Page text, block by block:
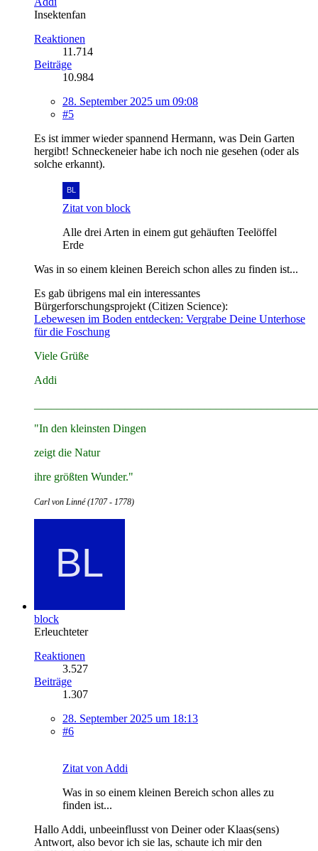
Insektenfan
Reaktionen
11.714
Beiträge
10.984
28. September 2025 um 09:08
#5
Es ist immer wieder spannend Hermann, was Dein Garten
hergibt! Schneckeneier habe ich noch nie gesehen (oder als
solche erkannt).
Zitat von block
Alle drei Arten in einem gut gehäuften Teelöffel
Erde
Was in so einem kleinen Bereich schon alles zu finden ist...
Es gab übrigens mal ein interessantes
Bürgerforschungsprojekt (Citizen Science):
Lebewesen im Boden entdecken: Vergrabe Deine Unterhose
für die Foschung
Viele Grüße
Addi
"In den kleinsten Dingen
zeigt die Natur
ihre größten Wunder."
Carl von Linné (1707 - 1778)
block
Erleuchteter
Reaktionen
3.527
Beiträge
1.307
28. September 2025 um 18:13
#6
Zitat von Addi
Was in so einem kleinen Bereich schon alles zu
finden ist...
Hallo Addi, unbeeinflusst von Deiner oder Klaas(sens)
Antwort, also bevor ich sie las, schaute ich mir den